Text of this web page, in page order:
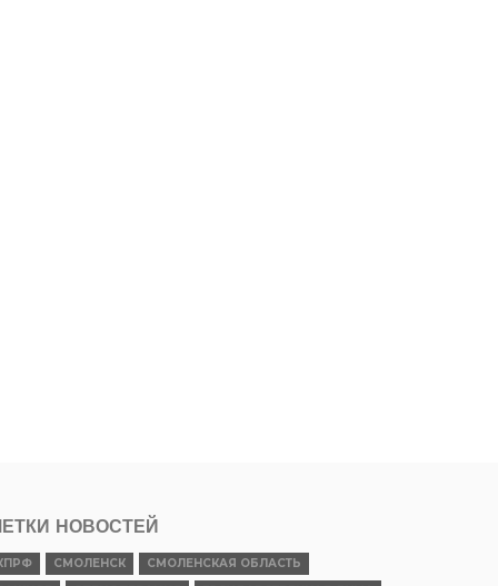
НОВОСТЕЙ
СМОЛЕНСК
СМОЛЕНСКАЯ ОБЛАСТЬ